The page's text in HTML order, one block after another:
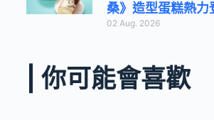
桑》造型蛋糕熱力
02 Aug. 2026
| 你可能會喜歡